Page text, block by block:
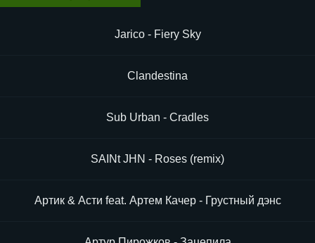
Jarico - Fiery Sky
Clandestina
Sub Urban - Cradles
SAINt JHN - Roses (remix)
Артик & Асти feat. Артем Качер - Грустный дэнс